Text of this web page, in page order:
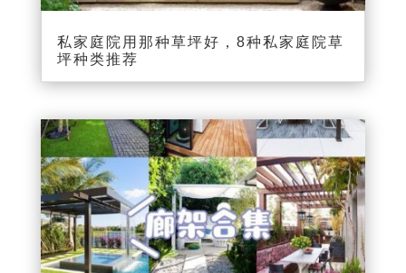
私家庭院用那种草坪好，8种私家庭院草
坪种类推荐